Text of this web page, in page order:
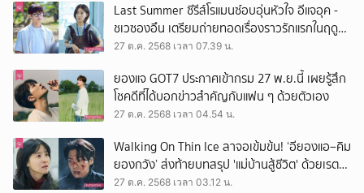
Last Summer ซีรีส์โรแมนซ์อบอุ่นหัวใจ อีแจอุค -
ชเวซองอึน เตรียมถ่ายทอดเรื่องราวรักแรกในฤดู
ร้อน
27 ต.ค. 2568 เวลา 07.39 น.
ยองแจ GOT7 ประกาศเข้ากรม 27 พ.ย.นี้ เผยรู้สึก
โชคดีที่ได้บอกข่าวสำคัญกับแฟน ๆ ด้วยตัวเอง
27 ต.ค. 2568 เวลา 04.54 น.
Walking On Thin Ice ลาจอเข้มข้น! ‘อียองแอ–คิม
ยองกวัง’ ส่งท้ายบทสรุป 'แม่บ้านสู้ชีวิต' ด้วยเรต
ติ้งน่าประทับใจ
27 ต.ค. 2568 เวลา 03.12 น.